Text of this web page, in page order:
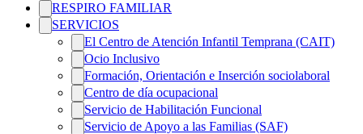
RESPIRO FAMILIAR
SERVICIOS
El Centro de Atención Infantil Temprana (CAIT)
Ocio Inclusivo
Formación, Orientación e Inserción sociolaboral
Centro de día ocupacional
Servicio de Habilitación Funcional
Servicio de Apoyo a las Familias (SAF)